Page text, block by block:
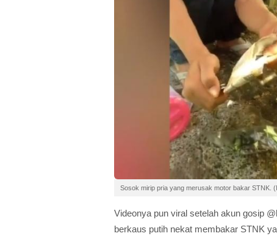
Sosok mirip pria yang merusak motor bakar STNK.
Videonya pun viral setelah akun gosip
berkaus putih nekat membakar STNK